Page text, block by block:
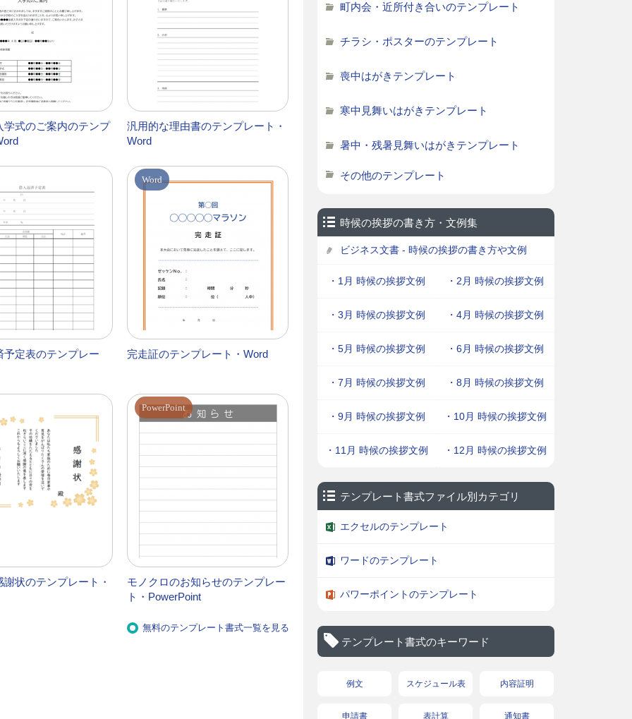
学式のご案内のテンプ
汎用的な理由書のテンプレート・
Word
予定表のテンプレー
Word
完走証のテンプレート・Word
状のテンプレート・
PowerPoint
モノクロのお知らせのテンプレー
ト・PowerPoint
無料のテンプレート書式一覧を見る
町内会・近所付き合いのテンプレート
チラシ・ポスターのテンプレート
喪中はがきテンプレート
寒中見舞いはがきテンプレート
暑中・残暑見舞いはがきテンプレート
その他のテンプレート
時候の挨拶の書き方・文例集
ビジネス文書 - 時候の挨拶の書き方や文例
・1月 時候の挨拶文例 ・2月 時候の挨拶文例
・3月 時候の挨拶文例 ・4月 時候の挨拶文例
・5月 時候の挨拶文例 ・6月 時候の挨拶文例
・7月 時候の挨拶文例 ・8月 時候の挨拶文例
・9月 時候の挨拶文例 ・10月 時候の挨拶文例
・11月 時候の挨拶文例 ・12月 時候の挨拶文例
テンプレート書式ファイル別カテゴリ
エクセルのテンプレート
ワードのテンプレート
パワーポイントのテンプレート
テンプレート書式のキーワード
例文 スケジュール表 内容証明
申請書 表計算 通知書